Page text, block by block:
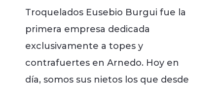
Troquelados Eusebio Burgui fue la
primera empresa dedicada
exclusivamente a topes y
contrafuertes en Arnedo. Hoy en
día, somos sus nietos los que desde